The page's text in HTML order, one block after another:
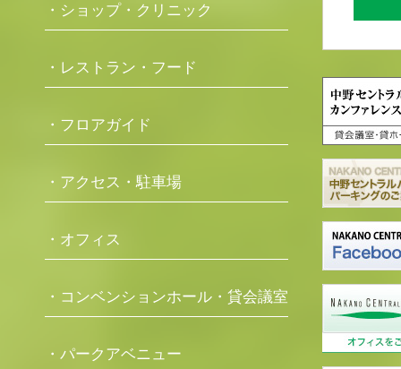
・ショップ・クリニック
・レストラン・フード
・フロアガイド
・アクセス・駐車場
・オフィス
・コンベンションホール・貸会議室
・パークアベニュー